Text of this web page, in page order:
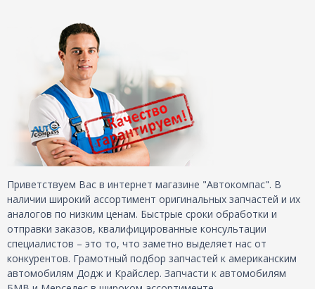
Приветствуем Вас в интернет магазине "Автокомпас". В
наличии широкий ассортимент оригинальных запчастей и их
аналогов по низким ценам. Быстрые сроки обработки и
отправки заказов, квалифицированные консультации
специалистов – это то, что заметно выделяет нас от
конкурентов. Грамотный подбор запчастей к американским
автомобилям Додж и Крайслер. Запчасти к автомобилям